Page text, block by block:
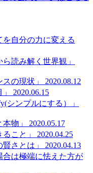
自分の力に変える
読み解く世界観」
の現状」
2020.08.12
2020.06.15
シンプルにする）」
物」
2020.05.17
こと」
2020.04.25
さとは」
2020.04.13
合は極端に怯えた方が